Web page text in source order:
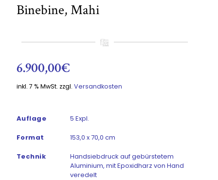
Binebine, Mahi
6.900,00€
inkl. 7 % MwSt. zzgl. Versandkosten
Auflage 5 Expl.
Format 153,0 x 70,0 cm
Technik
Handsiebdruck auf gebürstetem
Aluminium, mit Epoxidharz von Hand
veredelt